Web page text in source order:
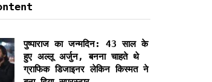
पुष्पाराज का जन्मदिन: 43 साल के
हुए अल्लू अर्जुन, बनना चाहते थे
ग्राफिक डिजाइनर लेकिन किस्मत ने